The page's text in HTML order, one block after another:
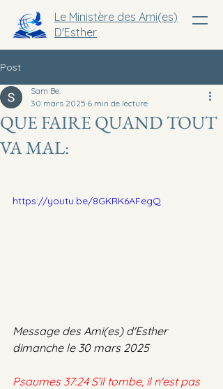
Le Ministère des Ami(es)
D'Esther
Post
QUE FAIRE QUAND TOUT
VA MAL:
Sam Be.
30 mars 2025 6 min de lecture
https://youtu.be/8GKRK6AFegQ
Message des Ami(es) d'Esther
dimanche le 30 mars 2025
Psaumes 37:24 S'il tombe, il n'est pas